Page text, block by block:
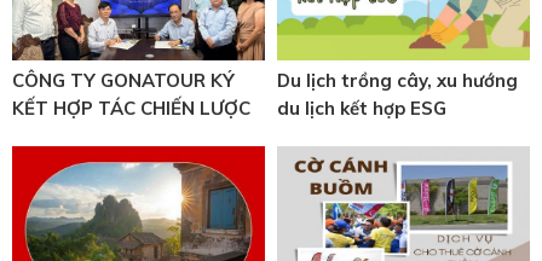
CÔNG TY GONATOUR KÝ
KẾT HỢP TÁC CHIẾN LƯỢC
QUỐC TẾ BẢO TỒN VÀ
PHÁT TRIỂN VĂN HÓA GIÁO
DỤC Á ÂU – ĐẨY MẠNH
PHÁT TRIỂN DU LỊCH
Du lịch trồng cây, xu hướng
du lịch kết hợp ESG